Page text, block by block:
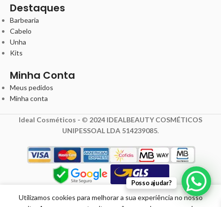
Destaques
Barbearia
Cabelo
Unha
Kits
Minha Conta
Meus pedidos
Minha conta
Ideal Cosméticos - © 2024 IDEALBEAUTY COSMÉTICOS
UNIPESSOAL LDA 514239085.
Utilizamos cookies para melhorar a sua experiência no nosso
Creme em
Posso ajudar?